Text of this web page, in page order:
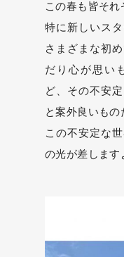
この春も皆それ
特に新しいス
さまざまな初
だり心が思い
ど、その不安
と案外良いもの
この不安定な
の光が差します